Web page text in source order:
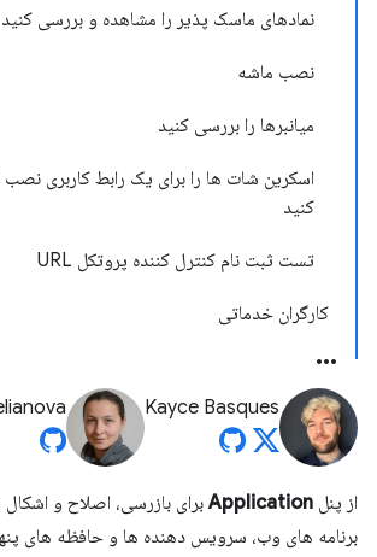
نمادهای ماسک پذیر را مشاهده و بررسی کنید
نصب ماشه
میانبرها را بررسی کنید
اسکرین شات ها را برای یک رابط کاربری
کنید
تست ثبت نام کنترل کننده پروتکل URL
کارگران خدماتی
Kayce Basques
از پنل Applicationبرای بازرسی، اصلاح و
برنامه های وب، سرویس دهنده ها و حافظه های